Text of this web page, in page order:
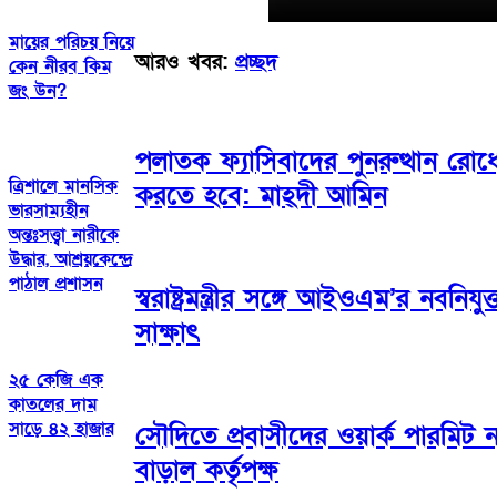
মায়ের পরিচয় নিয়ে
কেন নীরব কিম
জং উন?
ত্রিশালে মানসিক
ভারসাম্যহীন
অন্তঃসত্ত্বা নারীকে
উদ্ধার, আশ্রয়কেন্দ্রে
পাঠাল প্রশাসন
২৫ কেজি এক
কাতলের দাম
সাড়ে ৪২ হাজার
আরও খবর: প্রচ্ছদ
পলাতক ফ্যাসিবাদের পুনরুত্থান
করতে হবে: মাহ্দী আমিন
স্বরাষ্ট্রমন্ত্রীর সঙ্গে আইওএম’র
সাক্ষাৎ
সৌদিতে প্রবাসীদের ওয়ার্ক পারমিট
বাড়াল কর্তৃপক্ষ